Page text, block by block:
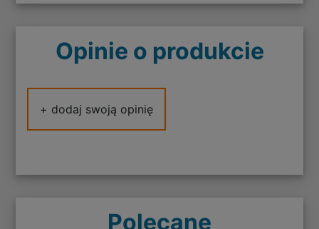
Opinie o produkcie
+ dodaj swoją opinię
Polecane